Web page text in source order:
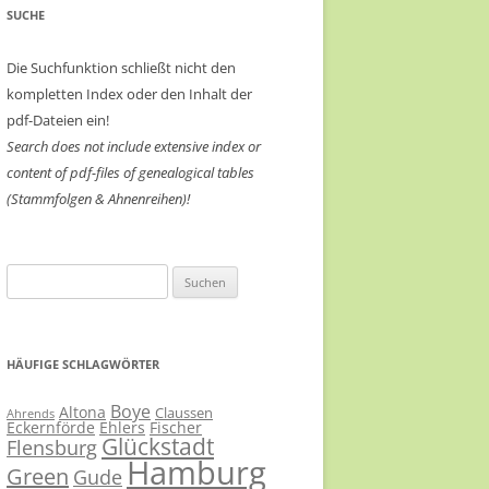
SUCHE
Die Suchfunktion schließt nicht den
kompletten Index oder den Inhalt der
pdf-Dateien ein!
Search does not include extensive index or
content ofpdf-files of genealogical tables
(Stammfolgen & Ahnenreihen)!
nach:
HÄUFIGE SCHLAGWÖRTER
Ahrends Altona Boye Claussen
Eckernförde Ehlers Fischer
Flensburg Glückstadt
Green Gude Hamburg